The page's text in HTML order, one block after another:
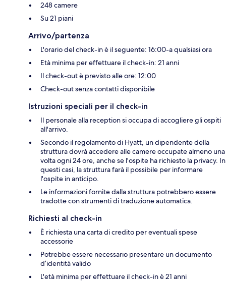
248 camere
Su 21 piani
Arrivo/partenza
L'orario del check-in è il seguente: 16:00-a qualsiasi ora
Età minima per effettuare il check-in: 21 anni
Il check-out è previsto alle ore: 12:00
Check-out senza contatti disponibile
Istruzioni speciali per il check-in
Il personale alla reception si occupa di accogliere gli ospiti
all'arrivo.
Secondo il regolamento di Hyatt, un dipendente della
struttura dovrà accedere alle camere occupate almeno una
volta ogni 24 ore, anche se l'ospite ha richiesto la privacy. In
questi casi, la struttura farà il possibile per informare
l'ospite in anticipo.
Le informazioni fornite dalla struttura potrebbero essere
tradotte con strumenti di traduzione automatica.
Richiesti al check-in
È richiesta una carta di credito per eventuali spese
accessorie
Potrebbe essere necessario presentare un documento
d’identità valido
L'età minima per effettuare il check-in è 21 anni